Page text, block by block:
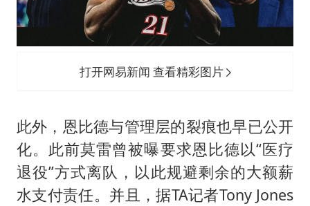
打开网易新闻 查看精彩图片
此外，恩比德与管理层的裂痕也早已公开
化。此前莫雷曾被曝要求恩比德以“医疗
退役”方式离队，以此规避剩余的大额薪
水支付责任。并且，据TA记者Tony Jones